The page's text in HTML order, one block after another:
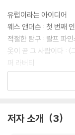
유럽이라는 아이디어
웨스 앤더슨 : 첫 번째
적절한 탐구 : 랄프 파
옷이 곧 그 사람이다 :
퍼 라버티
웨스 앤더슨 스타일 :
장소와 사람과 이야기 :
저자 소개 3